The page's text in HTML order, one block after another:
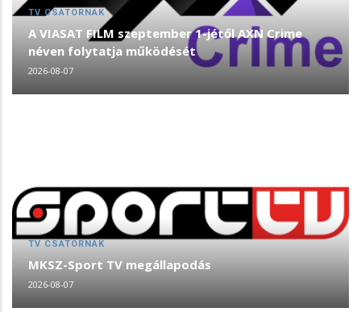
TV CSATORNÁK
A VIASAT FILM szeptember 1-jétől AXN Crime
néven folytatja működését
2026-08-07
TV CSATORNÁK
MKSZ-Sport TV megállapodás
2026-08-07